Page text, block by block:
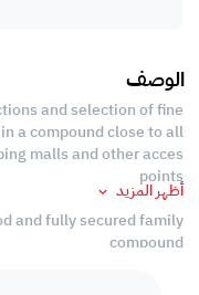
الوصف
and selection of fine
a compound close to all
malls and other acces
points
and fully secured family
compound
أظهر المزيد